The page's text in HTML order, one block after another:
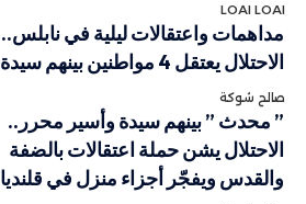
LOAI LOAI
مداهمات واعتقالات ليلية في نابلس..
الاحتلال يعتقل 4 مواطنين بينهم سيدة
صالح شوكة
” محدث ” بينهم سيدة وأسير محرر..
الاحتلال يشن حملة اعتقالات بالضفة
والقدس ويفجّر أجزاء منزل في قلنديا